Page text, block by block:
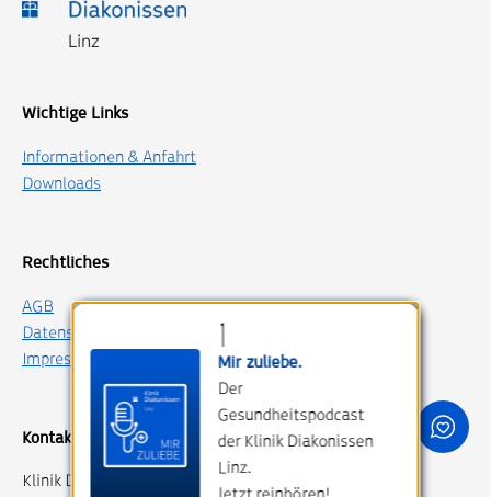
Wichtige Links
Informationen & Anfahrt
Downloads
Rechtliches
AGB
Datenschutz
Impressum
Kontakt
Klinik Diakonissen Linz
Mir zuliebe.
Der
Gesundheitspodcast
der Klinik Diakonissen
Linz.